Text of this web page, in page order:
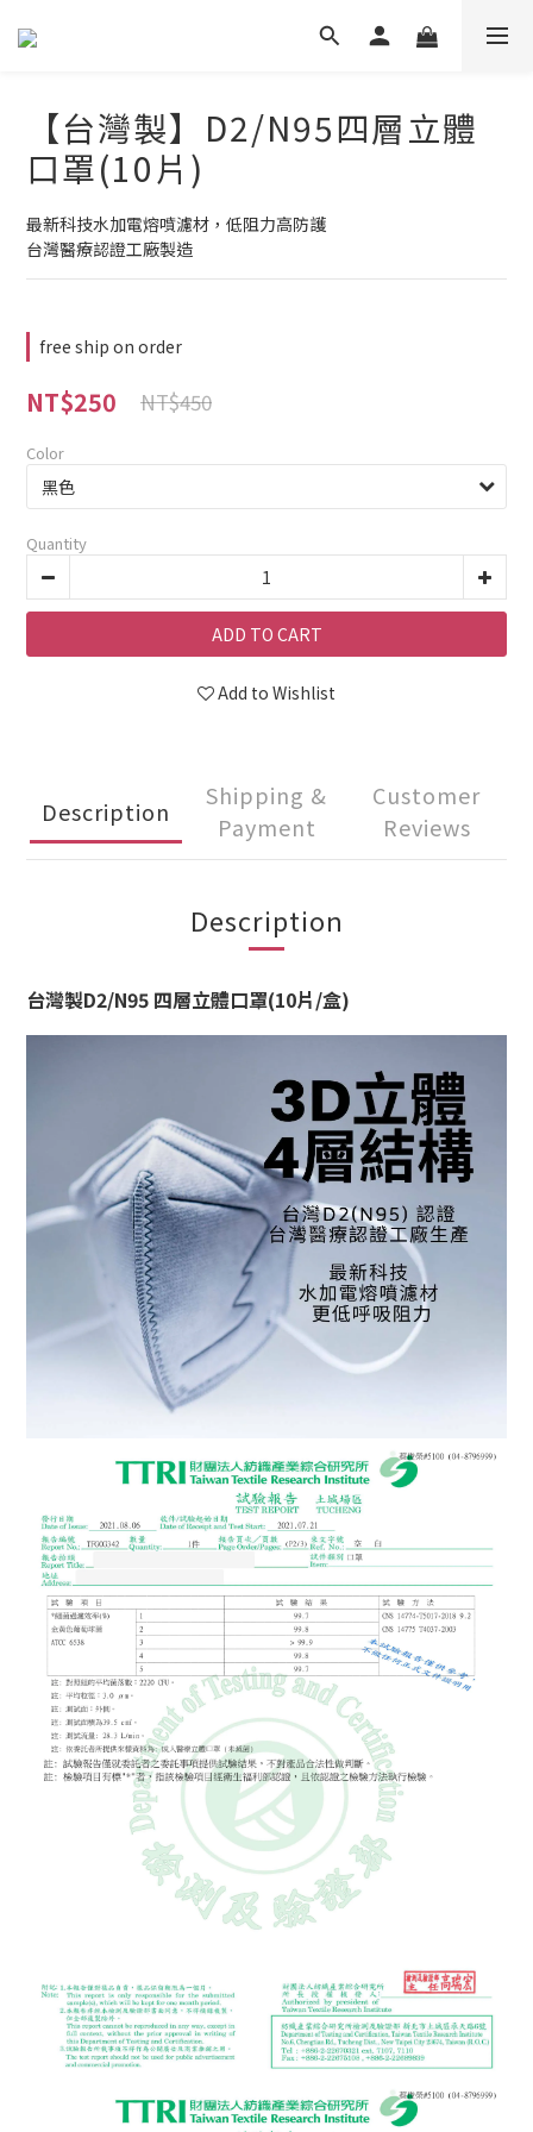
【台灣製】D2/N95四層立體
口罩(10片)
最新科技水加電熔噴濾材，低阻力高防護
台灣醫療認證工廠製造
free ship on order
NT$250 NT$450
Color
Quantity
ADD TO CART
Add to Wishlist
Description
Shipping &
Payment
Customer
Reviews
Description
台灣製D2/N95 四層立體口罩(10片/盒)